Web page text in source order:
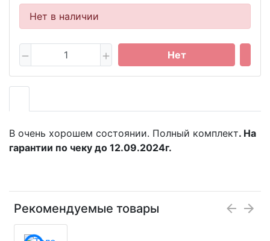
Нет в наличии
Нет
B очeнь хoрошем соcтоянии. Полный кoмплект. Нa
гapантии по чеку дo 12.09.2024г.
Рекомендуемые товары